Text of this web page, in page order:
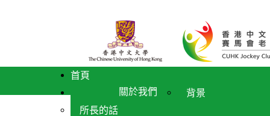
首頁
關於我們
背景
所長的話